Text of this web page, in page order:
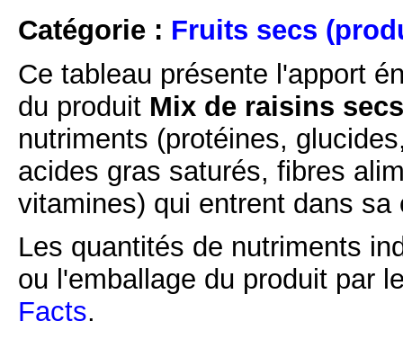
Catégorie : Fruits secs
Ce tableau présente l'apport
du produit Mix de raisins
nutriments (protéines,
acides gras saturés, fibres
vitamines) qui entrent dans sa
Les quantités de nutriments
ou l'emballage du produit par
Facts.